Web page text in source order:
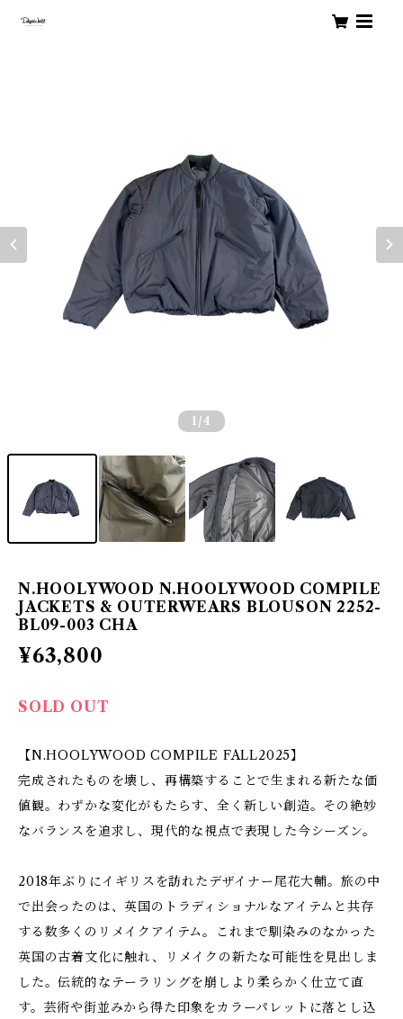
1 /4
N.HOOLYWOOD N.HOOLYWOOD COMPILE
JACKETS & OUTERWEARS BLOUSON 2252-
BL09-003 CHA
¥63,800
SOLD OUT
【N.HOOLYWOOD COMPILE FALL2025】
完成されたものを壊し、再構築することで生まれる新たな価
値観。わずかな変化がもたらす、全く新しい創造。その絶妙
なバランスを追求し、現代的な視点で表現した今シーズン。
2018年ぶりにイギリスを訪れたデザイナー尾花大輔。旅の中
で出会ったのは、英国のトラディショナルなアイテムと共存
する数多くのリメイクアイテム。これまで馴染みのなかった
英国の古着文化に触れ、リメイクの新たな可能性を見出しま
した。伝統的なテーラリングを崩しより柔らかく仕立て直
す。芸術や街並みから得た印象をカラーパレットに落とし込